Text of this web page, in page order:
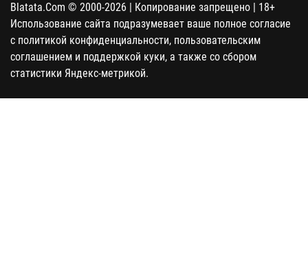
Blatata.Com © 2000-2026 | Копирование запрещено | 18+
Использование сайта подразумевает ваше полное согласие
с политикой конфиденциальности, пользовательским
соглашением и поддержкой куки, а также со сбором
статистики Яндекс-метрикой.